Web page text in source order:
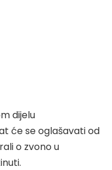
dijelu
će se oglašavati od
o zvono u